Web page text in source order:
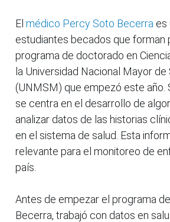
El médico Percy Soto Becerra es
estudiantes becados que forman
programa de doctorado en
la Universidad Nacional Mayor
(UNMSM) que empezó este año.
se centra en el desarrollo de
analizar datos de las historias
en el sistema de salud. Esta
relevante para el monitoreo de
país.
Antes de empezar el programa
Becerra, trabajó con datos en